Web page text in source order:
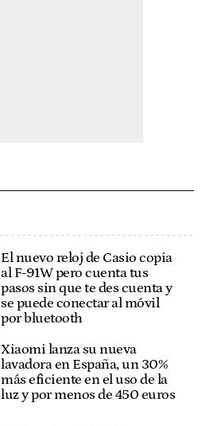
El nuevo reloj de Casio copia
al F-91W pero cuenta tus
pasos sin que te des cuenta y
se puede conectar al móvil
por bluetooth
Xiaomi lanza su nueva
lavadora en España, un 30%
más eficiente en el uso de la
luz y por menos de 450 euros